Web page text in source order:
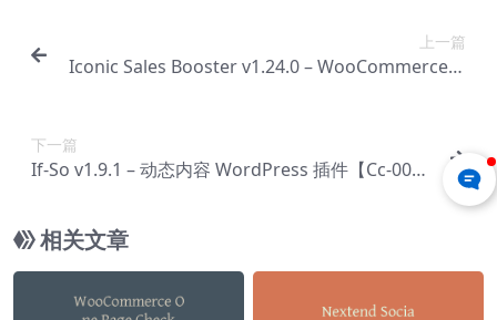
上一篇
Iconic Sales Booster v1.24.0 – WooCommerce插
下一篇
If-So v1.9.1 – 动态内容 WordPress 插件【Cc-005
相关文章